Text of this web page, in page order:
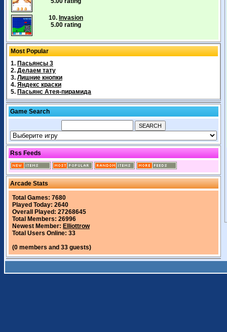
10. Invasion
5.00 rating
Most Popular
1. Пасьянсы 3
2. Делаем тату
3. Лишние кнопки
4. Яндекс краски
5. Пасьянс Атея-пирамида
Game Search
Rss Feeds
Arcade Stats
Total Games: 7680
Played Today: 2640
Overall Played: 27268645
Total Members: 26996
Newest Member: Elliottrow
Total Users Online: 33
(0 members and 33 guests)